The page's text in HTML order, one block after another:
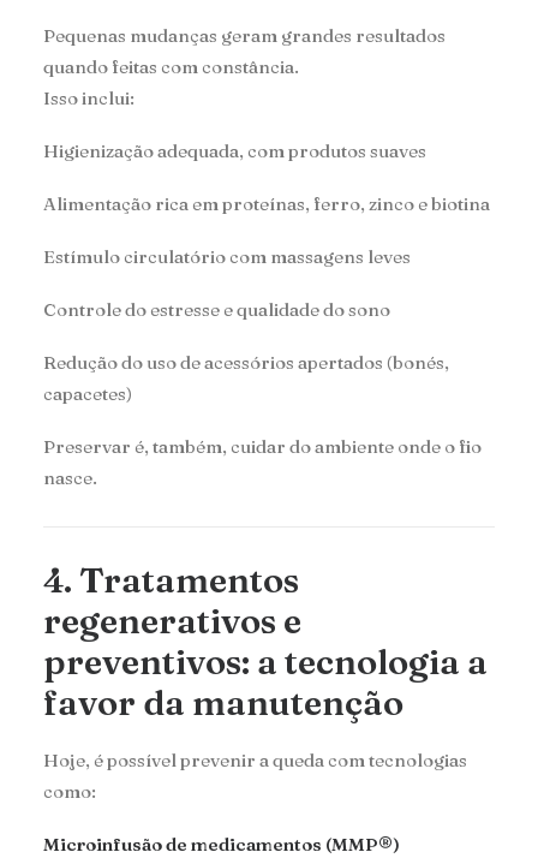
Pequenas mudanças geram grandes resultados
quando feitas com constância.
Isso inclui:
Higienização adequada, com produtos suaves
Alimentação rica em proteínas, ferro, zinco e biotina
Estímulo circulatório com massagens leves
Controle do estresse e qualidade do sono
Redução do uso de acessórios apertados (bonés,
capacetes)
Preservar é, também, cuidar do ambiente onde o fio
nasce.
4. Tratamentos
regenerativos e
preventivos: a tecnologia a
favor da manutenção
Hoje, é possível prevenir a queda com tecnologias
como:
Microinfusão de medicamentos (MMP®)